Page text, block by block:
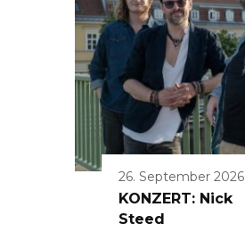
26. September 2026
KONZERT: Nick
Steed